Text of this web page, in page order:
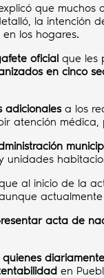
que muchos
la intención
los hogares.
oficial que les
en cinco
adicionalesa los
atención médica,
unidades
al inicio de la
acta de
en